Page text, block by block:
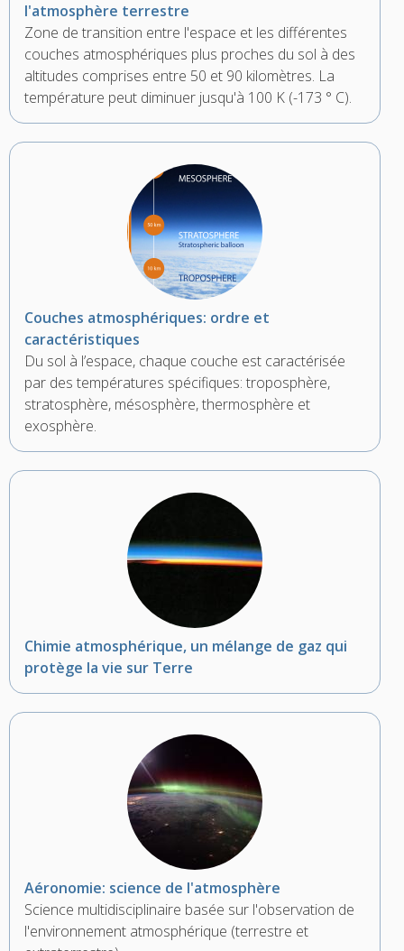
l'atmosphère terrestre
Zone de transition entre l'espace et les différentes
couches atmosphériques plus proches du sol à des
altitudes comprises entre 50 et 90 kilomètres. La
température peut diminuer jusqu'à 100 K (-173 ° C).
Couches atmosphériques: ordre et
caractéristiques
Du sol à l’espace, chaque couche est caractérisée
par des températures spécifiques: troposphère,
stratosphère, mésosphère, thermosphère et
exosphère.
Chimie atmosphérique, un mélange de gaz qui
protège la vie sur Terre
Aéronomie: science de l'atmosphère
Science multidisciplinaire basée sur l'observation de
l'environnement atmosphérique (terrestre et